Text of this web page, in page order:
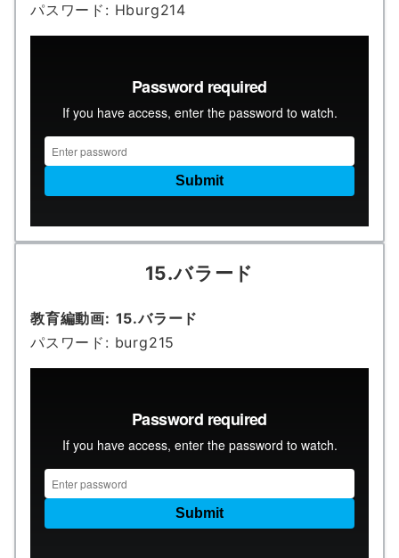
パスワード: Hburg214
15.バラード
教育編動画: 15.バラード
パスワード: burg215